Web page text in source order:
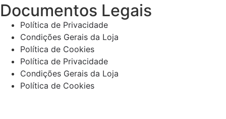
Documentos Legais
Política de Privacidade
Condições Gerais da Loja
Política de Cookies
Política de Privacidade
Condições Gerais da Loja
Política de Cookies